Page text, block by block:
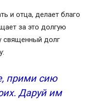
и отца, делает благо
за это долгую
священный долг
прими сию
Даруй им